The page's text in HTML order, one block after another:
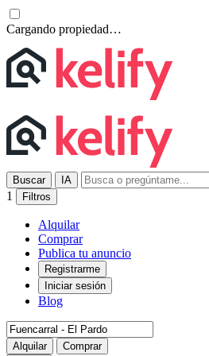
Cargando propiedad…
Buscar IA
1 Filtros
Alquilar
Comprar
Publica tu anuncio
Registrarme
Iniciar sesión
Blog
Alquilar
Comprar